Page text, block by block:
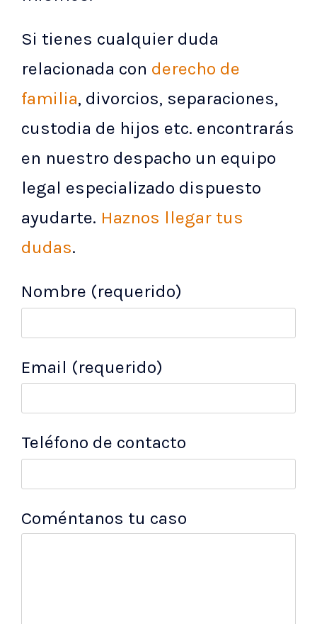
Si tienes cualquier duda
relacionada con derecho de
familia, divorcios, separaciones,
custodia de hijos etc. encontrarás
en nuestro despacho un equipo
legal especializado dispuesto
ayudarte. Haznos llegar tus
dudas.
Nombre (requerido)
Email (requerido)
Teléfono de contacto
Coméntanos tu caso